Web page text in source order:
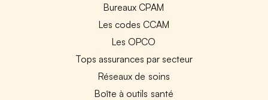
Bureaux CPAM
Les codes CCAM
Les OPCO
Tops assurances par secteur
Réseaux de soins
Boîte à outils santé